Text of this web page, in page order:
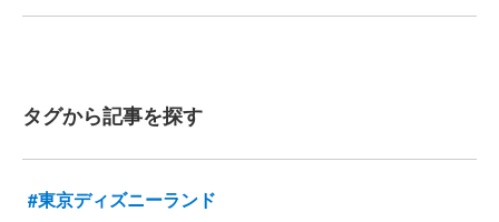
タグから記事を探す
#東京ディズニーランド